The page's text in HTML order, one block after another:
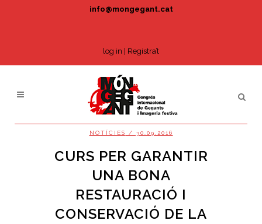
info@mongegant.cat
log in Registra’t
NOTÍCIES / 30.09.2016
CURS PER GARANTIR
UNA BONA
RESTAURACIÓ I
CONSERVACIÓ DE LA